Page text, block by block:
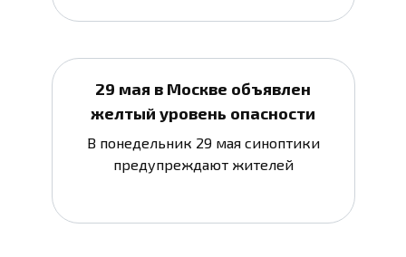
29 мая в Москве объявлен
желтый уровень опасности
В понедельник 29 мая синоптики
предупреждают жителей